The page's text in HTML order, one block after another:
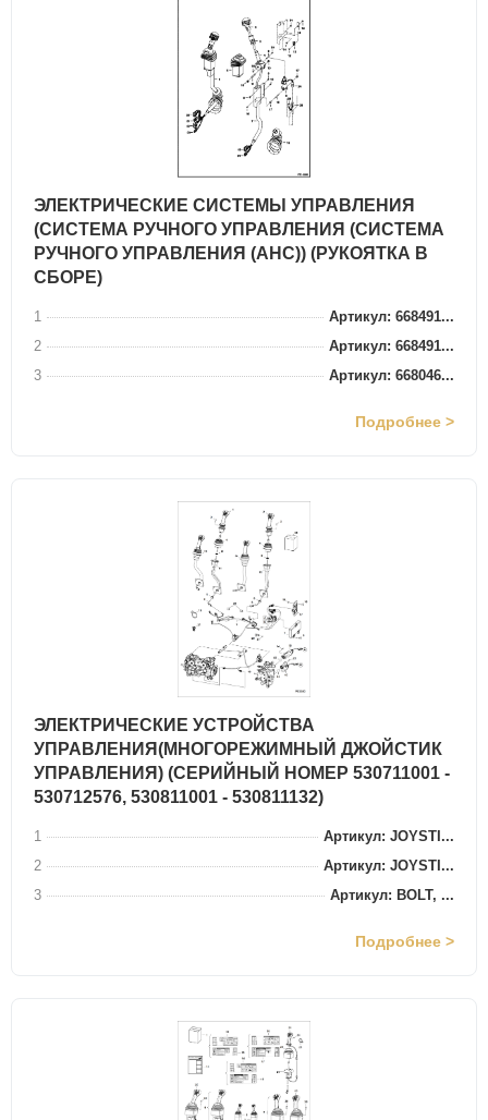
ЭЛЕКТРИЧЕСКИЕ СИСТЕМЫ УПРАВЛЕНИЯ
(СИСТЕМА РУЧНОГО УПРАВЛЕНИЯ (СИСТЕМА
РУЧНОГО УПРАВЛЕНИЯ (AHC)) (РУКОЯТКА В
СБОРЕ)
1
Артикул: 668491...
2
Артикул: 668491...
3
Артикул: 668046...
Подробнее >
ЭЛЕКТРИЧЕСКИЕ УСТРОЙСТВА
УПРАВЛЕНИЯ(МНОГОРЕЖИМНЫЙ ДЖОЙСТИК
УПРАВЛЕНИЯ) (СЕРИЙНЫЙ НОМЕР 530711001 -
530712576, 530811001 - 530811132)
1
Артикул: JOYSTI...
2
Артикул: JOYSTI...
3
Артикул: BOLT, ...
Подробнее >